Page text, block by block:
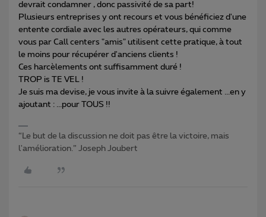
devrait condamner , donc passivité de sa part!
Plusieurs entreprises y ont recours et vous bénéficiez d'une
entente cordiale avec les autres opérateurs, qui comme
vous par Call centers "amis" utilisent cette pratique, à tout
le moins pour récupérer d'anciens clients !
Ces harcèlements ont suffisamment duré !
TROP is TE VEL !
Je suis ma devise, je vous invite à la suivre également ...en y
ajoutant : ...pour TOUS !!
“Le but de la discussion ne doit pas être la victoire, mais
l'amélioration.” Joseph Joubert